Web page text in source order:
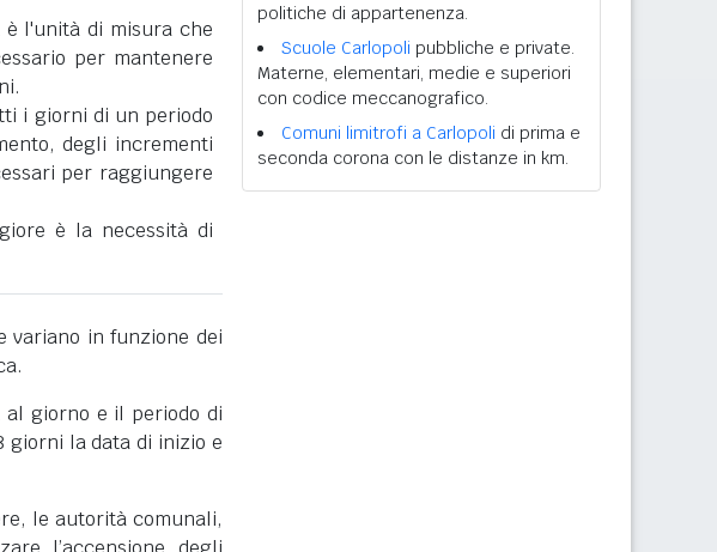
l'unità di misura che
per mantenere
i giorni di un periodo
degli incrementi
per raggiungere
è la necessità di
variano in funzione dei
al giorno e il periodo di
giorni la data di inizio e
le autorità comunali,
politiche di appartenenza.
Scuole Carlopoli pubbliche e private.
Materne, elementari, medie e superiori
con codice meccanografico.
Comuni limitrofi a Carlopoli di prima e
seconda corona con le distanze in km.